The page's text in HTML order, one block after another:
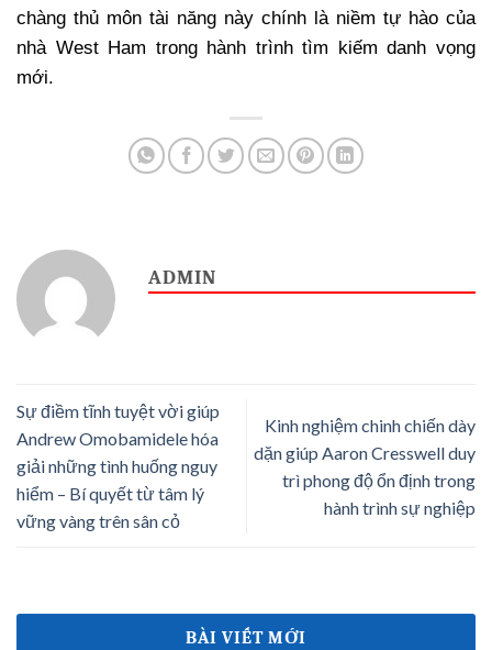
chàng thủ môn tài năng này chính là niềm tự hào của
nhà West Ham trong hành trình tìm kiếm danh vọng
mới.
ADMIN
Sự điềm tĩnh tuyệt vời giúp
Andrew Omobamidele hóa
giải những tình huống nguy
hiểm – Bí quyết từ tâm lý
vững vàng trên sân cỏ
Kinh nghiệm chinh chiến dày
dặn giúp Aaron Cresswell duy
trì phong độ ổn định trong
hành trình sự nghiệp
BÀI VIẾT MỚI